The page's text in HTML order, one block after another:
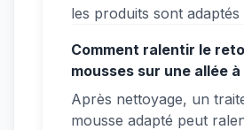
les produits sont
Comment ralentir le
mousses sur une allée
Après nettoyage, un
mousse adapté peut